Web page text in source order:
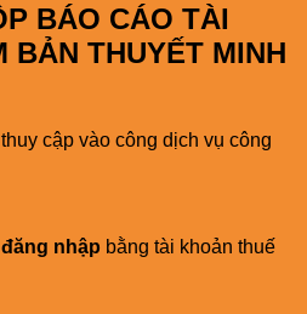
BÁO CÁO TÀI
BẢN THUYẾT MINH
cập vào công dịch vụ công
đăng nhập bằng tài khoản thuế